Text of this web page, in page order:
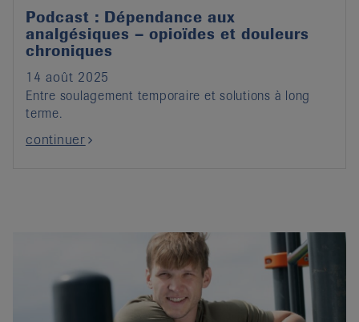
Podcast : Dépendance aux
analgésiques – opioïdes et douleurs
chroniques
14 août 2025
Entre soulagement temporaire et solutions à long
terme.
continuer